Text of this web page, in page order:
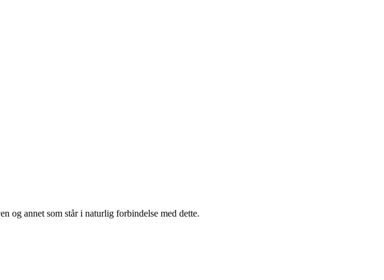
og annet som står i naturlig forbindelse med dette.